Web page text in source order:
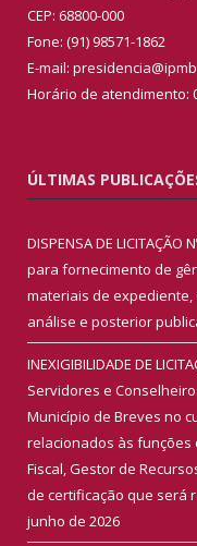
CEP: 68800-000
Fone: (91) 98571-1862
E-mail:
Horário de atendimento:
ÚLTIMAS
DISPENSA DE
para fornecimento de
materiais de
análise e posterior
INEXIGIBILIDADE DE
Servidores e
Município de Breves no
relacionados às funções
Fiscal, Gestor de
de certificação que será
junho de 2026